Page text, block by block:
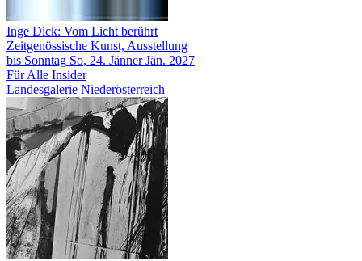
Inge Dick: Vom Licht berührt
Zeitgenössische Kunst, Ausstellung
bis Sonntag So, 24. Jänner Jän. 2027
Für Alle Insider
Landesgalerie Niederösterreich